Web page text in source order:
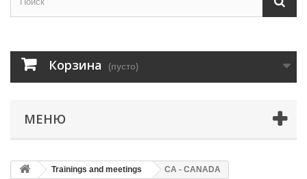
Корзина (пусто)
МЕНЮ
Trainings and meetings CA - CANADA